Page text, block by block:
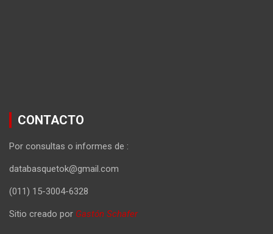
CONTACTO
Por consultas o informes de :
databasquetok@gmail.com
(011) 15-3004-6328
Sitio creado por Gastón Schafer